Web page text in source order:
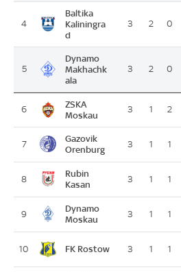
4
Baltika
Kaliningra
d
3 2 0
5
Dynamo
Makhachk
ala
3 2 0
6
ZSKA
Moskau
3 1 2
7
Gazovik
Orenburg
3 1 1
8
Rubin
Kasan
3 1 1
9
Dynamo
Moskau
3 1 1
10 FK Rostow 3 1 1